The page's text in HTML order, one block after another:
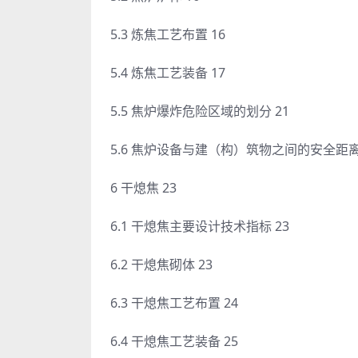
5.3 炼焦工艺布置 16
5.4 炼焦工艺装备 17
5.5 焦炉爆炸危险区域的划分 21
5.6 焦炉设备与建（构）筑物之间的安全距
6 干熄焦 23
6.1 干熄焦主要设计技术指标 23
6.2 干熄焦砌体 23
6.3 干熄焦工艺布置 24
6.4 干熄焦工艺装备 25